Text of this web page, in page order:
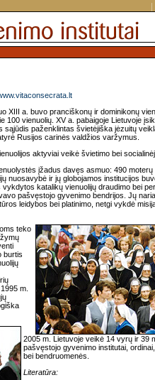
XIII a. buvo pranciškonų ir dominikonų
100 vienuolių. XV a. pabaigoje Lietuvoje
sąjūdis paženklintas švietėjiška jėzuitų
Rusijos carinės valdžios varžymus.
aktyviai veikė švietimo bei
įžadus davęs asmuo: 490 moterų
nuosavybė ir jų globojamos institucijos
katalikų vienuolijų draudimo bei
pašvęstojo gyvenimo bendrijos. Jų
leidybos bei platinimo, netgi vykdė
teko
burtis
m.
2005 m. Lietuvoje veikė 14 vyrų ir 39
pašvęstojo gyvenimo institutai,
bei bendruomenės.
Literatūra: